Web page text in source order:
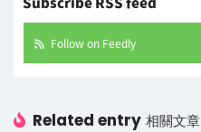
Follow on Feedly
Related entry 相關文章